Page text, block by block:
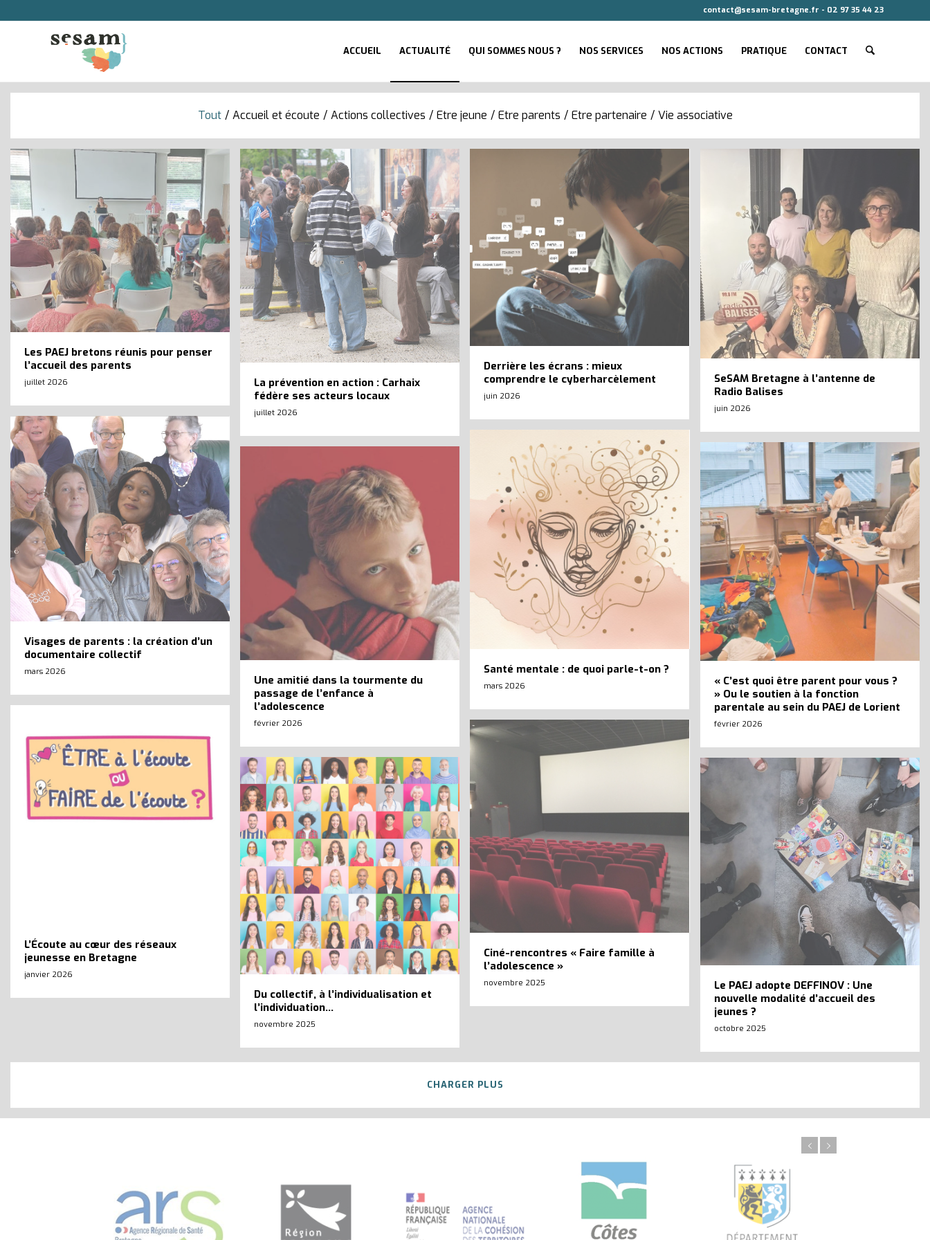
contact@sesam-bretagne.fr - 02 97 35 44 23
ACCUEIL ACTUALITÉ QUI SOMMES NOUS ? NOS SERVICES NOS ACTIONS PRATIQUE CONTACT
Tout / Accueil et écoute / Actions collectives / Etre jeune / Etre parents / Etre partenaire / Vie associative
Les PAEJ bretons réunis pour penser
l’accueil des parents
juillet 2026
La prévention en action : Carhaix
fédère ses acteurs locaux
juillet 2026
Derrière les écrans : mieux
comprendre le cyberharcèlement
juin 2026
SeSAM Bretagne à l’antenne de
Radio Balises
juin 2026
Visages de parents : la création d’un
documentaire collectif
mars 2026 Santé mentale : de quoi parle-t-on ?
mars 2026
« C’est quoi être parent pour vous ?
» Ou le soutien à la fonction
parentale au sein du PAEJ de Lorient
février 2026
Une amitié dans la tourmente du
passage de l’enfance à
l’adolescence
février 2026
L’Écoute au cœur des réseaux
jeunesse en Bretagne
janvier 2026
Ciné-rencontres « Faire famille à
l’adolescence »
novembre 2025
Du collectif, à l’individualisation et
l’individuation…
novembre 2025
Le PAEJ adopte DEFFINOV : Une
nouvelle modalité d’accueil des
jeunes ?
octobre 2025
CHARGER PLUS